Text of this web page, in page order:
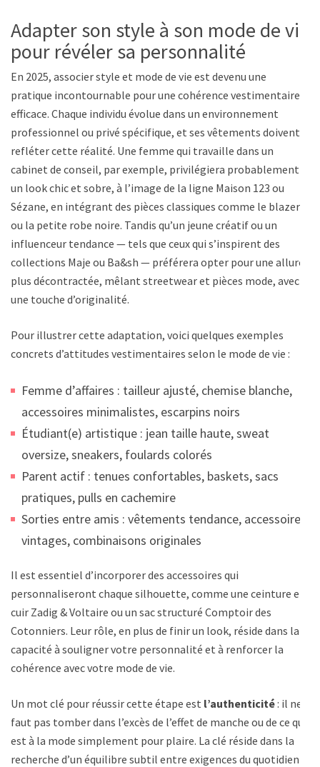
Adapter son style à son mode de vie
pour révéler sa personnalité
En 2025, associer style et mode de vie est devenu une
pratique incontournable pour une cohérence vestimentaire
efficace. Chaque individu évolue dans un environnement
professionnel ou privé spécifique, et ses vêtements doivent
refléter cette réalité. Une femme qui travaille dans un
cabinet de conseil, par exemple, privilégiera probablement
un look chic et sobre, à l’image de la ligne Maison 123 ou
Sézane, en intégrant des pièces classiques comme le blazer
ou la petite robe noire. Tandis qu’un jeune créatif ou un
influenceur tendance — tels que ceux qui s’inspirent des
collections Maje ou Ba&sh — préférera opter pour une allure
plus décontractée, mêlant streetwear et pièces mode, avec
une touche d’originalité.
Pour illustrer cette adaptation, voici quelques exemples
concrets d’attitudes vestimentaires selon le mode de vie :
Femme d’affaires : tailleur ajusté, chemise blanche,
accessoires minimalistes, escarpins noirs
Étudiant(e) artistique : jean taille haute, sweat
oversize, sneakers, foulards colorés
Parent actif : tenues confortables, baskets, sacs
pratiques, pulls en cachemire
Sorties entre amis : vêtements tendance, accessoires
vintages, combinaisons originales
Il est essentiel d’incorporer des accessoires qui
personnaliseront chaque silhouette, comme une ceinture en
cuir Zadig & Voltaire ou un sac structuré Comptoir des
Cotonniers. Leur rôle, en plus de finir un look, réside dans la
capacité à souligner votre personnalité et à renforcer la
cohérence avec votre mode de vie.
Un mot clé pour réussir cette étape est l’authenticité: il ne
faut pas tomber dans l’excès de l’effet de manche ou de ce qui
est à la mode simplement pour plaire. La clé réside dans la
recherche d’un équilibre subtil entre exigences du quotidien